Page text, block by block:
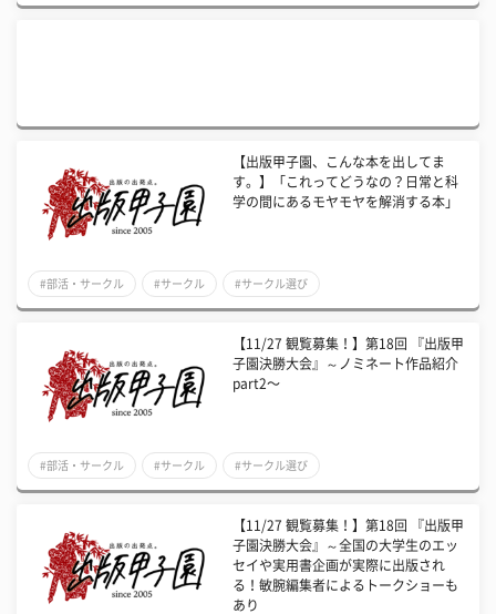
【出版甲子園、こんな本を出してま
す。】「これってどうなの？日常と科
学の間にあるモヤモヤを解消する本」
#部活・サークル #サークル #サークル選び
【11/27 観覧募集！】第18回 『出版甲
子園決勝大会』～ノミネート作品紹介
part2〜
#部活・サークル #サークル #サークル選び
【11/27 観覧募集！】第18回 『出版甲
子園決勝大会』～全国の大学生のエッ
セイや実用書企画が実際に出版され
る！敏腕編集者によるトークショーも
あり